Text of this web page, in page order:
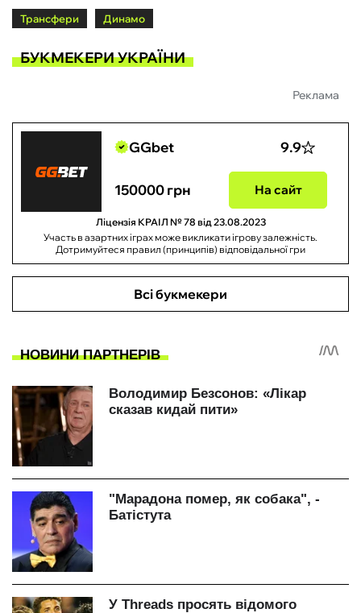
Трансфери Динамо
БУКМЕКЕРИ УКРАЇНИ
Реклама
GGbet 9.9
150000 грн На сайт
Ліцензія КРАІЛ № 78 від 23.08.2023
Участь в азартних іграх може викликати ігрову залежність.
Дотримуйтеся правил (принципів) відповідальної гри
Всі букмекери